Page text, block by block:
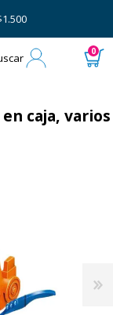
0
caja, varios